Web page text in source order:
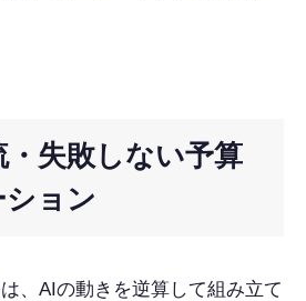
・失敗しない予算
ョン
、AIの動きを逆算して組み立て